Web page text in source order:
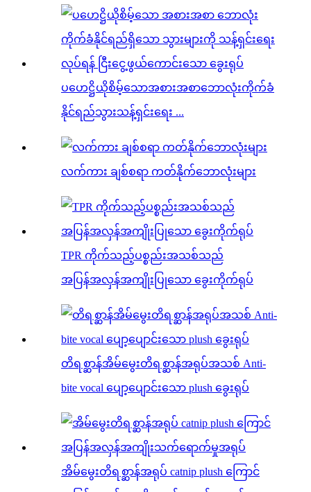
ပဟေဋ္ဌိယိုစိမ့်သောအစားအစာဘောလုံးကိုက်ခံ
နိုင်ရည်သွားသန့်ရှင်းရေး ...
လက်ကား ချစ်စရာ ကတ်နိုက်ဘောလုံးများ
TPR ကိုက်သည့်ပစ္စည်းအသစ်သည်
အပြန်အလှန်အကျိုးပြုသော ခွေးကိုက်ရုပ်
တိရစ္ဆာန်အိမ်မွေးတိရစ္ဆာန်အရုပ်အသစ် Anti-
bite vocal ပျော့ပျောင်းသော plush ခွေးရုပ်
အိမ်မွေးတိရစ္ဆာန်အရုပ် catnip plush ကြောင်